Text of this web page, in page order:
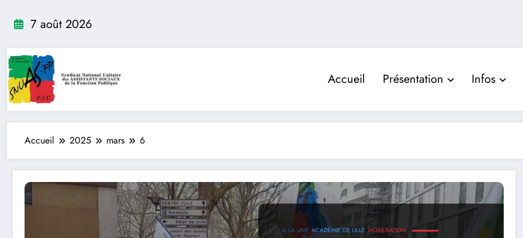
7 août 2026
Accueil Présentation Infos
Accueil 2025 mars 6
A LA UNE ACADÉMIE DE LILLE MOBILISATION